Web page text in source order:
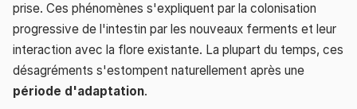
prise. Ces phénomènes s'expliquent par la colonisation
progressive de l'intestin par les nouveaux ferments et leur
interaction avec la flore existante. La plupart du temps, ces
désagréments s'estompent naturellement après une
période d'adaptation.